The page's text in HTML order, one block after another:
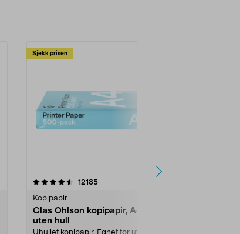
Sjekk prisen
12185anmeldelser
Kopipapir
Clas Ohlson kopipapir, A4
uten hull
Uhullet kopipapir. Egnet for utskrift
4.5 av 5 stjerner